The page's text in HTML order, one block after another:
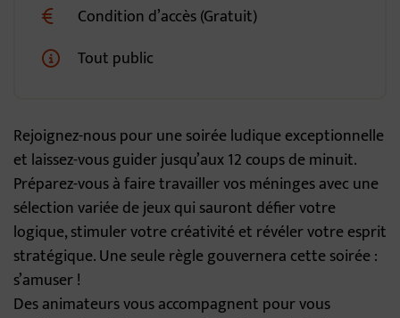
Condition d’accès (Gratuit)
Tout public
Rejoignez-nous pour une soirée ludique exceptionnelle
et laissez-vous guider jusqu’aux 12 coups de minuit.
Préparez-vous à faire travailler vos méninges avec une
sélection variée de jeux qui sauront défier votre
logique, stimuler votre créativité et révéler votre esprit
stratégique. Une seule règle gouvernera cette soirée :
s’amuser !
Des animateurs vous accompagnent pour vous